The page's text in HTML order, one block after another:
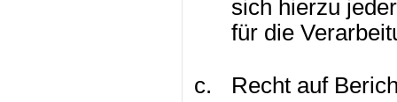
sich hierzu
für die
Recht auf